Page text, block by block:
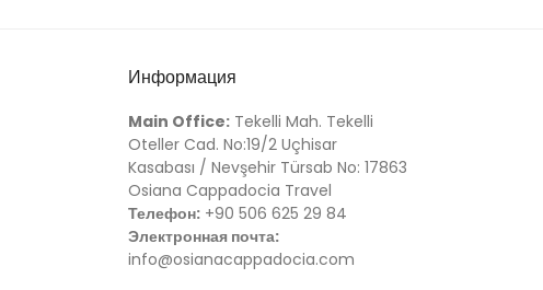
Информация
Main Office: Tekelli Mah. Tekelli
Oteller Cad. No:19/2 Uçhisar
Kasabası / Nevşehir Türsab No: 17863
Osiana Cappadocia Travel
Телефон: +90 506 625 29 84
Электронная почта:
info@osianacappadocia.com